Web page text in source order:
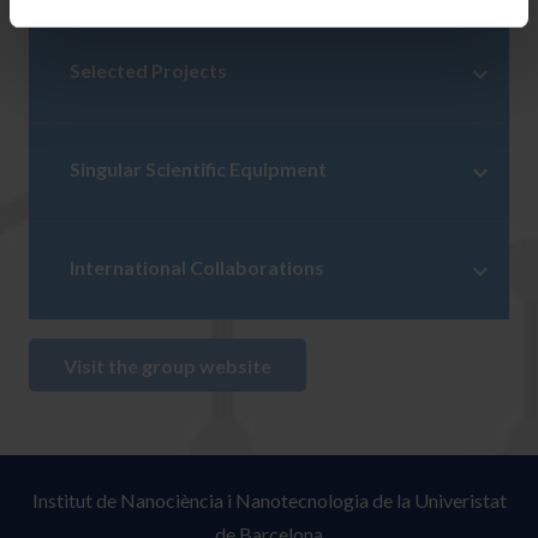
Selected Projects
Singular Scientific Equipment
International Collaborations
Visit the group website
Institut de Nanociència i Nanotecnologia de la Univeristat